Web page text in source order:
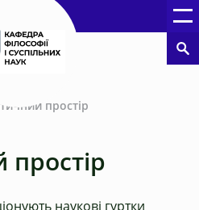
простір
простір
наукові гуртки